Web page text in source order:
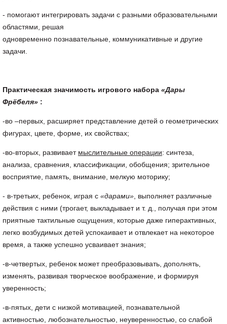
- помогают интегрировать задачи с разными образовательными
областями, решая
одновременно познавательные, коммуникативные и другие
задачи.
Практическая значимость игрового набора «Дары
Фрёбеля» :
-во –первых, расширяет представление детей о геометрических
фигурах, цвете, форме, их свойствах;
-во-вторых, развивает мыслительные операции: синтеза,
анализа, сравнения, классификации, обобщения; зрительное
восприятие, память, внимание, мелкую моторику;
- в-третьих, ребенок, играя с «дарами» , выполняет различные
действия с ними (трогает, выкладывает и т. д., получая при этом
приятные тактильные ощущения, которые даже гиперактивных,
легко возбудимых детей успокаивает и отвлекает на некоторое
время, а также успешно усваивает знания;
-в-четвертых, ребенок может преобразовывать, дополнять,
изменять, развивая творческое воображение, и формируя
уверенность;
-в-пятых, дети с низкой мотивацией, познавательной
активностью, любознательностью, неуверенностью, со слабой